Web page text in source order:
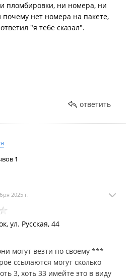
пломбировки, ни номера, ни
почему нет номера на пакете,
"я тебе сказал".
ответить
1
2025 г.
ул. Русская, 44
могут везти по своему ***
ссылаются могут сколько
3, хоть 33 имейте это в виду